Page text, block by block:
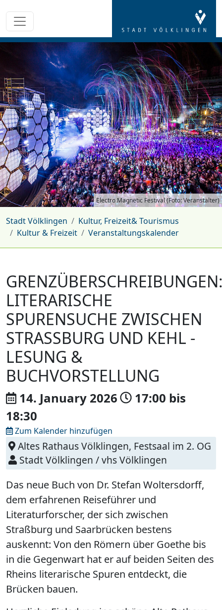
Electro Magnetic Festival (Foto: Veranstalter)
Stadt Völklingen
Kultur, Freizeit& Tourismus
Kultur & Freizeit
Veranstaltungskalender
LITERARISCHE
SPURENSUCHE ZWISCHEN
STRASSBURG UND KEHL - L
ESUNG & B
UCHVORSTELLUNG
14. January 2026 17:00 bis
18:30
Zum Kalender hinzufügen
Altes Rathaus Völklingen, Festsaal im 2. OG
Stadt Völklingen / vhs Völklingen
Das neue Buch von Dr. Stefan Woltersdorff,
dem erfahrenen Reiseführer und
Literaturforscher, der sich zwischen
Straßburg und Saarbrücken bestens
auskennt: Von den Römern über Goethe bis
in die Gegenwart hat er auf beiden Seiten des
Rheins literarische Spuren entdeckt, die
Brücken bauen.